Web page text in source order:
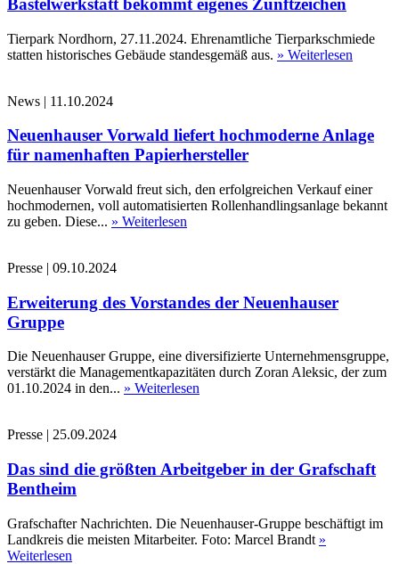
Bastelwerkstatt bekommt eigenes Zunftzeichen
Tierpark Nordhorn, 27.11.2024. Ehrenamtliche Tierparkschmiede
statten historisches Gebäude standesgemäß aus. » Weiterlesen
News | 11.10.2024
Neuenhauser Vorwald liefert hochmoderne Anlage
für namenhaften Papierhersteller
Neuenhauser Vorwald freut sich, den erfolgreichen Verkauf einer
hochmodernen, voll automatisierten Rollenhandlingsanlage bekannt
zu geben. Diese... » Weiterlesen
Presse | 09.10.2024
Erweiterung des Vorstandes der Neuenhauser
Gruppe
Die Neuenhauser Gruppe, eine diversifizierte Unternehmensgruppe,
verstärkt die Managementkapazitäten durch Zoran Aleksic, der zum
01.10.2024 in den... » Weiterlesen
Presse | 25.09.2024
Das sind die größten Arbeitgeber in der Grafschaft
Bentheim
Grafschafter Nachrichten. Die Neuenhauser-Gruppe beschäftigt im
Landkreis die meisten Mitarbeiter. Foto: Marcel Brandt »
Weiterlesen